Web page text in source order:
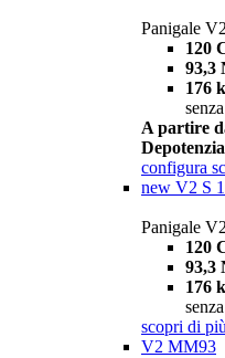
Panigale
120
93,3
176
A partire
configura
new V2 S
Panigale
120
93,3
176
scopri di più
V2 MM93